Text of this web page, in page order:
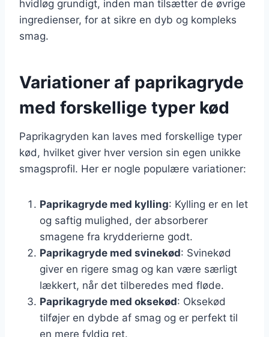
hvidløg grundigt, inden man tilsætter de øvrige
ingredienser, for at sikre en dyb og kompleks
smag.
Variationer af paprikagryde
med forskellige typer kød
Paprikagryden kan laves med forskellige typer
kød, hvilket giver hver version sin egen unikke
smagsprofil. Her er nogle populære variationer:
Paprikagryde med kylling: Kylling er en let
og saftig mulighed, der absorberer
smagene fra krydderierne godt.
Paprikagryde med svinekød: Svinekød
giver en rigere smag og kan være særligt
lækkert, når det tilberedes med fløde.
Paprikagryde med oksekød: Oksekød
tilføjer en dybde af smag og er perfekt til
en mere fyldig ret.